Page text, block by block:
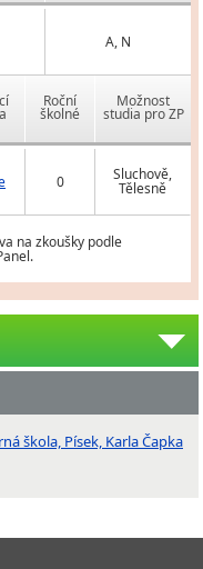
A, N
Roční
školné
Možnost
studia pro ZP
0 Sluchově,
Tělesně
na zkoušky podle
škola, Písek, Karla Čapka